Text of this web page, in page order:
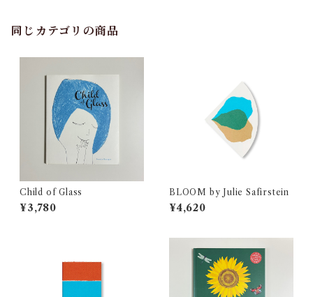
同じカテゴリの商品
Child of Glass
¥3,780
BLOOM by Julie Safirstein
¥4,620